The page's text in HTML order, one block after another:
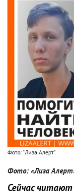
Фото: "Лиза Алерт"
Фото: «Лиза
Сейчас читают